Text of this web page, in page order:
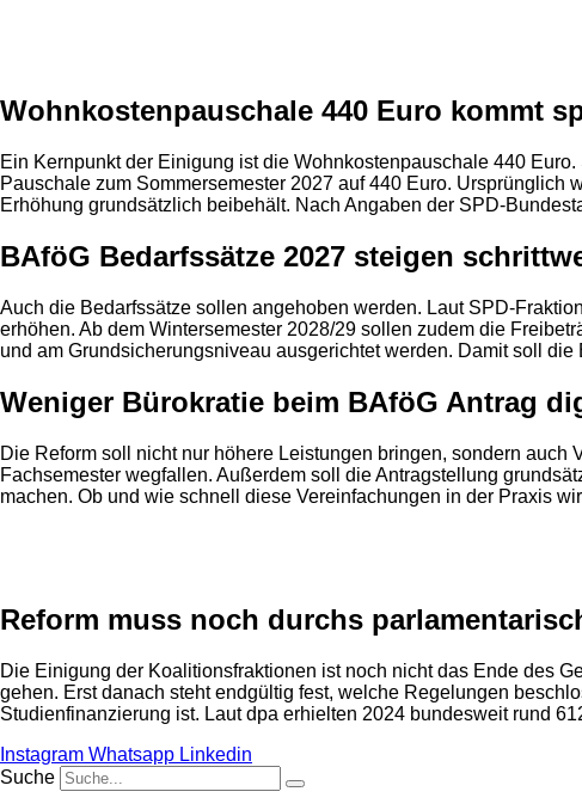
Wohnkostenpauschale 440 Euro kommt
Ein Kernpunkt der Einigung ist die Wohnkostenpauschale 440
Pauschale zum Sommersemester 2027 auf 440 Euro.
Erhöhung grundsätzlich beibehält. Nach Angaben der SPD-
BAföG Bedarfssätze 2027 steigen
Auch die Bedarfssätze sollen angehoben werden. Laut SPD-
erhöhen. Ab dem Wintersemester 2028/29 sollen zudem die
und am Grundsicherungsniveau ausgerichtet werden. Damit soll
Weniger Bürokratie beim BAföG Antrag
Die Reform soll nicht nur höhere Leistungen bringen, sondern
Fachsemester wegfallen. Außerdem soll die Antragstellung
machen. Ob und wie schnell diese Vereinfachungen in der Praxis
Reform muss noch durchs
Die Einigung der Koalitionsfraktionen ist noch nicht das Ende des
gehen. Erst danach steht endgültig fest, welche Regelungen
Studienfinanzierung ist. Laut dpa erhielten 2024 bundesweit rund
Instagram Whatsapp Linkedin
Suche